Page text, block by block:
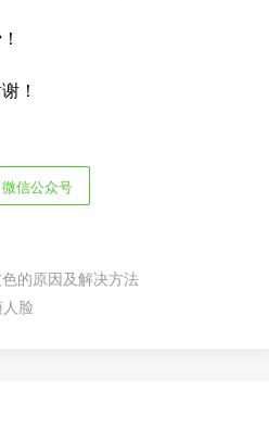
！
微信公众号
的原因及解决方法
脸